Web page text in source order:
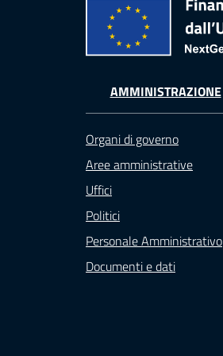
AMMINISTRAZIONE
Organi di governo
Aree amministrative
Uffici
Politici
Personale Amministrativo
Documenti e dati